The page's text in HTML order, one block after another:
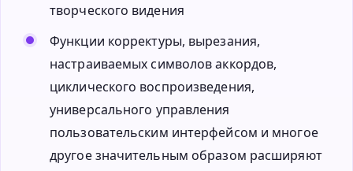
творческого видения
Функции корректуры, вырезания,
настраиваемых символов аккордов,
циклического воспроизведения,
универсального управления
пользовательским интерфейсом и многое
другое значительным образом расширяют